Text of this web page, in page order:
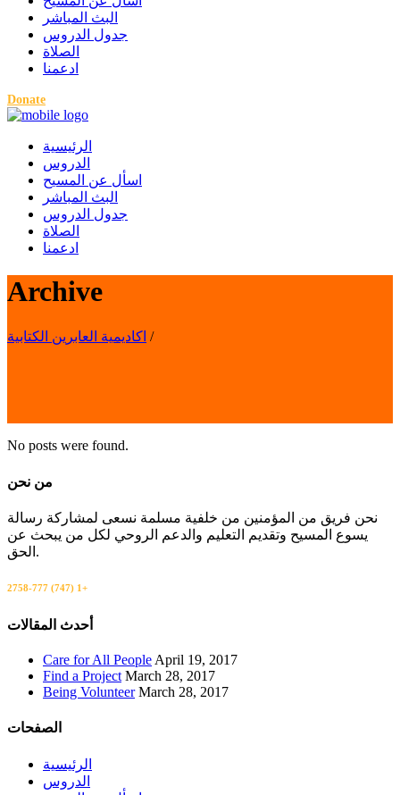
البث المباشر
جدول الدروس
الصلاة
ادعمنا
Donate
الرئيسية
الدروس
اسأل عن المسيح
البث المباشر
جدول الدروس
الصلاة
ادعمنا
Archive
اكاديمية العابرين الكتابية /
No posts were found.
من نحن
نحن فريق من المؤمنين من خلفية مسلمة نسعى لمشاركة رسالة
يسوع المسيح وتقديم التعليم والدعم الروحي لكل من يبحث عن
الحق.
+1 (747) 777-2758
أحدث المقالات
Care for All People April 19, 2017
Find a Project March 28, 2017
Being Volunteer March 28, 2017
الصفحات
الرئيسية
الدروس